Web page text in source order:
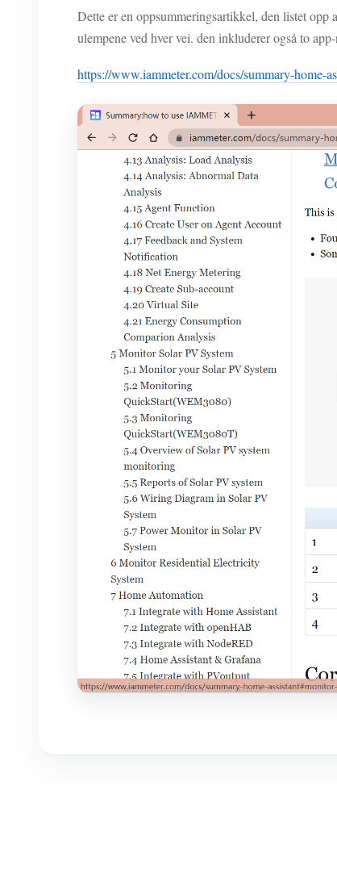
Dette er en oppsummeringsartikkel, den listet
ulempene ved hver vei. den inkluderer også to
https://www.iammeter.com/docs/summary-home-